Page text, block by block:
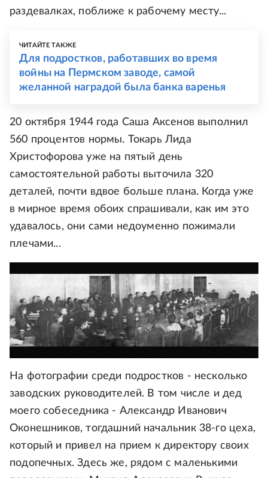
раздевалках, поближе к рабочему месту...
ЧИТАЙТЕ ТАКЖЕ
Для подростков, работавших во время
войны на Пермском заводе, самой
желанной наградой была банка варенья
20 октября 1944 года Саша Аксенов выполнил
560 процентов нормы. Токарь Лида
Христофорова уже на пятый день
самостоятельной работы выточила 320
деталей, почти вдвое больше плана. Когда уже
в мирное время обоих спрашивали, как им это
удавалось, они сами недоуменно пожимали
плечами...
На фотографии среди подростков - несколько
заводских руководителей. В том числе и дед
моего собеседника - Александр Иванович
Оконешников, тогдашний начальник 38-го цеха,
который и привел на прием к директору своих
подопечных. Здесь же, рядом с маленькими